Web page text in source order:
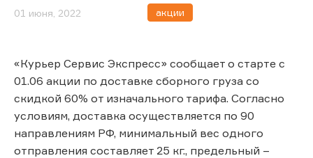
01 июня, 2022 акции
«Курьер Сервис Экспресс» сообщает о старте с
01.06 акции по доставке сборного груза со
скидкой 60% от изначального тарифа. Согласно
условиям, доставка осуществляется по 90
направлениям РФ, минимальный вес одного
отправления составляет 25 кг., предельный –